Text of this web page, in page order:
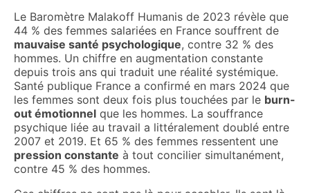
Le Baromètre Malakoff Humanis de 2023 révèle que
44 % des femmes salariées en France souffrent de
mauvaise santé psychologique, contre 32 % des
hommes. Un chiffre en augmentation constante
depuis trois ans qui traduit une réalité systémique.
Santé publique France a confirmé en mars 2024 que
les femmes sont deux fois plus touchées par le burn-
out émotionnel que les hommes. La souffrance
psychique liée au travail a littéralement doublé entre
2007 et 2019. Et 65 % des femmes ressentent une
pression constante à tout concilier simultanément,
contre 45 % des hommes.